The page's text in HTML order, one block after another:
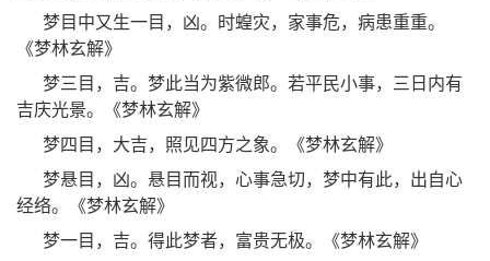
梦目中又生一目，凶。时蝗灾，家事危，病患重重。
《梦林玄解》
梦三目，吉。梦此当为紫微郎。若平民小事，三日内有
吉庆光景。《梦林玄解》
梦四目，大吉，照见四方之象。《梦林玄解》
梦悬目，凶。悬目而视，心事急切，梦中有此，出自心
经络。《梦林玄解》
梦一目，吉。得此梦者，富贵无极。《梦林玄解》